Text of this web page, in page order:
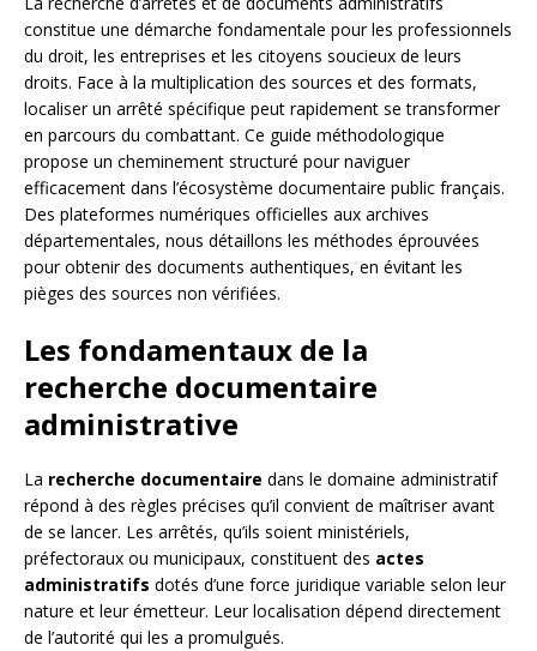
constitue une démarche fondamentale pour les professionnels
du droit, les entreprises et les citoyens soucieux de leurs
droits. Face à la multiplication des sources et des formats,
localiser un arrêté spécifique peut rapidement se transformer
en parcours du combattant. Ce guide méthodologique
propose un cheminement structuré pour naviguer
efficacement dans l’écosystème documentaire public français.
Des plateformes numériques officielles aux archives
départementales, nous détaillons les méthodes éprouvées
pour obtenir des documents authentiques, en évitant les
pièges des sources non vérifiées.
Les fondamentaux de la
recherche documentaire
administrative
La recherche documentaire dans le domaine administratif
répond à des règles précises qu’il convient de maîtriser avant
de se lancer. Les arrêtés, qu’ils soient ministériels,
préfectoraux ou municipaux, constituent des actes
administratifs dotés d’une force juridique variable selon leur
nature et leur émetteur. Leur localisation dépend directement
de l’autorité qui les a promulgués.